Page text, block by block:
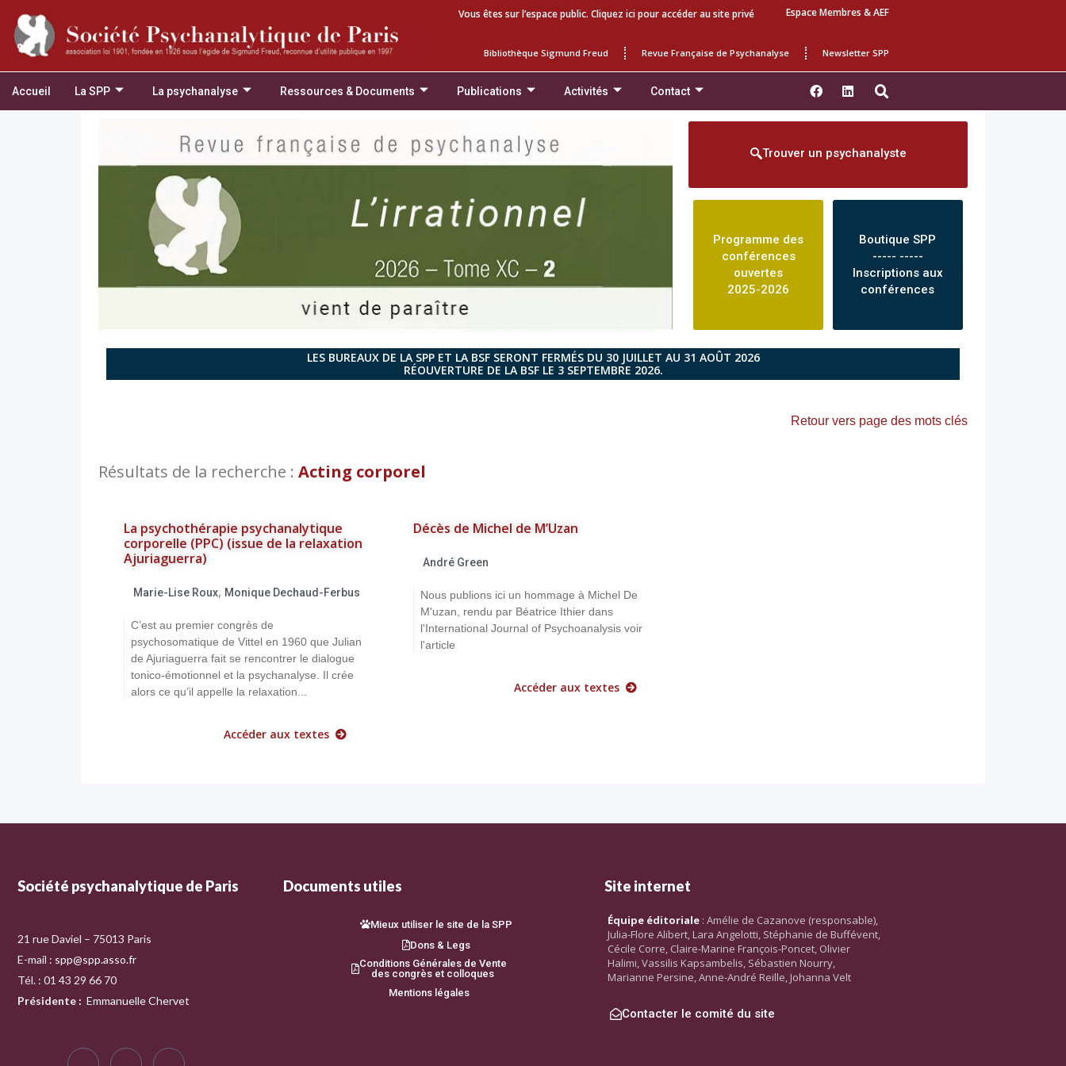
Vous êtes sur l’espace public. Cliquez ici pour accéder au site privé Espace Membres & AEF
Bibliothèque Sigmund Freud Revue Française de Psychanalyse Newsletter SPP
Accueil La SPP La psychanalyse Ressources & Documents Publications Activités Contact
Trouver un psychanalyste
Programme des
conférences
ouvertes
2025-2026
Boutique SPP
----- -----
Inscriptions aux
conférences
LES BUREAUX DE LA SPP ET LA BSF SERONT FERMÉS DU 30 JUILLET AU 31 AOÛT 2026
RÉOUVERTURE DE LA BSF LE 3 SEPTEMBRE 2026.
Retour vers page des mots clés
Résultats de la recherche : Acting corporel
La psychothérapie psychanalytique
corporelle (PPC) (issue de la relaxation
Ajuriaguerra)
Marie-Lise Roux, Monique Dechaud-Ferbus
C’est au premier congrès de
psychosomatique de Vittel en 1960 que Julian
de Ajuriaguerra fait se rencontrer le dialogue
tonico-émotionnel et la psychanalyse. Il crée
alors ce qu’il appelle la relaxation...
Accéder aux textes
Décès de Michel de M’Uzan
André Green
Nous publions ici un hommage à Michel De
M'uzan, rendu par Béatrice Ithier dans
l'International Journal of Psychoanalysis voir
l'article
Accéder aux textes
Société psychanalytique de Paris
21 rue Daviel – 75013 Paris
E-mail : spp@spp.asso.fr
Tél. : 01 43 29 66 70
Présidente : Emmanuelle Chervet
Documents utiles
Mieux utiliser le site de la SPP
Dons & Legs
Conditions Générales de Vente
des congrès et colloques
Mentions légales
Site internet
Équipe éditoriale : Amélie de Cazanove (responsable),
Julia-Flore Alibert, Lara Angelotti, Stéphanie de Buffévent,
Cécile Corre, Claire-Marine François-Poncet, Olivier
Halimi, Vassilis Kapsambelis, Sébastien Nourry,
Marianne Persine, Anne-André Reille, Johanna Velt
Contacter le comité du site